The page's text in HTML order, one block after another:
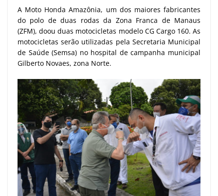
A Moto Honda Amazônia, um dos maiores fabricantes
do polo de duas rodas da Zona Franca de Manaus
(ZFM), doou duas motocicletas modelo CG Cargo 160. As
motocicletas serão utilizadas pela Secretaria Municipal
de Saúde (Semsa) no hospital de campanha municipal
Gilberto Novaes, zona Norte.